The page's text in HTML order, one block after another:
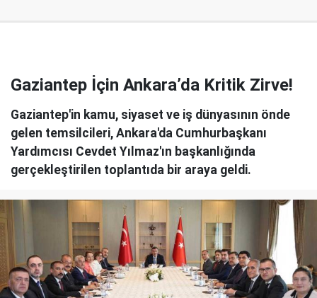
Gaziantep İçin Ankara’da Kritik Zirve!
Gaziantep'in kamu, siyaset ve iş dünyasının önde
gelen temsilcileri, Ankara'da Cumhurbaşkanı
Yardımcısı Cevdet Yılmaz'ın başkanlığında
gerçekleştirilen toplantıda bir araya geldi.